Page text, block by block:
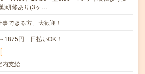
研修あり(3ヶ…
できる方、大歓迎！
1875円 日払いOK！
内支給